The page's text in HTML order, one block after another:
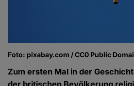
Foto: pixabay.com / CC0 Public
Zum ersten Mal in der